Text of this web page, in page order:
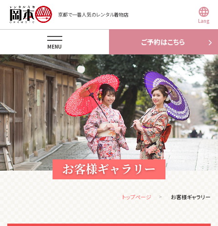
京都で一番人気のレンタル着物店
Lang
ご予約はこちら
MENU
お客様ギャラリー
トップページ お客様ギャラリー